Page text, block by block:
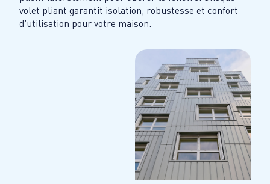
volet pliant garantit isolation, robustesse et confort
d’utilisation pour votre maison.